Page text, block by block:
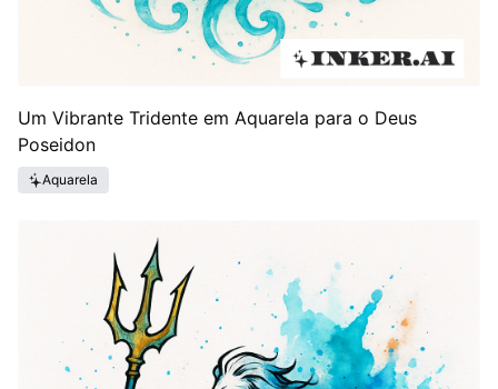
Um Vibrante Tridente em Aquarela para o Deus
Poseidon
Aquarela